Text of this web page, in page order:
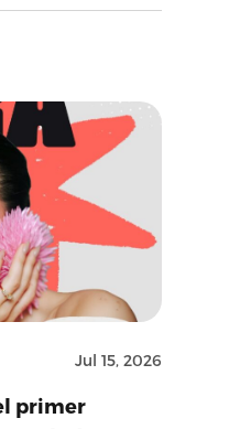
Jul 15, 2026
primer